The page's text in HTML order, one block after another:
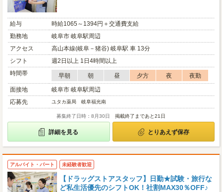
給与
時給1065～1394円＋交通費支給
勤務地
岐阜市 岐阜駅周辺
アクセス
高山本線(岐阜－猪谷) 岐阜駅 車 13分
シフト
週2日以上 1日4時間以上
時間帯
早朝 朝 昼 夕方 夜
夜勤
面接地
岐阜市 岐阜駅周辺
応募先
ユタカ薬局 岐阜福光南
募集終了日時：8月30日 掲載終了まであと21日
詳細を見る とりあえず保存
アルバイト・パート 未経験者歓迎
【ドラッグストアスタッフ】日勤★試験・旅行な
ど私生活優先のシフトOK！社割MAX30％OFF♪